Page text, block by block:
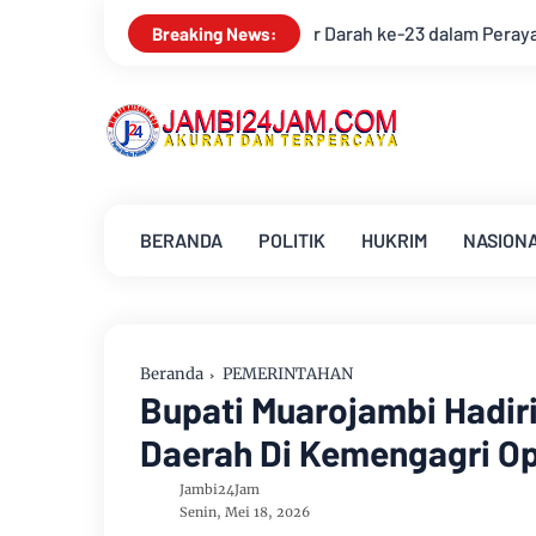
Breaking News:
Perayaan Anniversary Sinsen Bupati Muarojambi
BERANDA POLITIK HUKRIM
Beranda PEMERINTAHAN
Bupati Muarojambi
Daerah Di Kemengagri
Jambi24Jam
Senin, Mei 18, 2026